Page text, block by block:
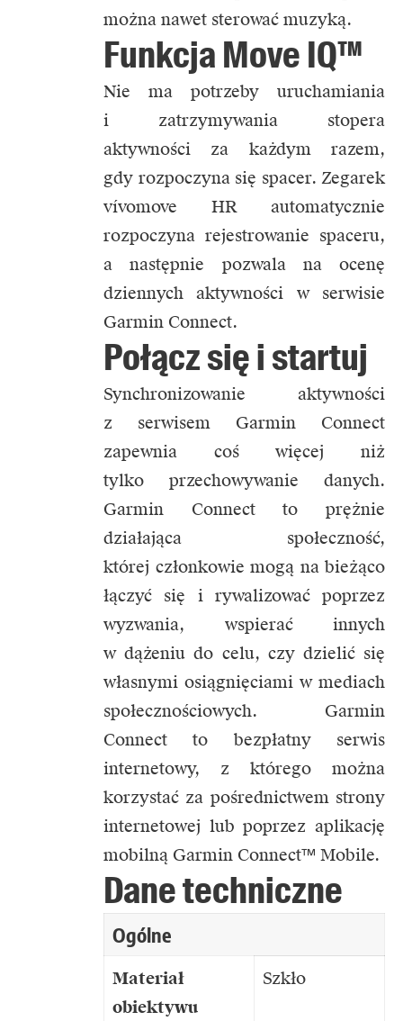
można nawet sterować muzyką.
Funkcja Move IQ™
Nie ma potrzeby uruchamiania
i zatrzymywania stopera
aktywności za każdym razem,
gdy rozpoczyna się spacer. Zegarek
vívomove HR automatycznie
rozpoczyna rejestrowanie spaceru,
a następnie pozwala na ocenę
dziennych aktywności w serwisie
Garmin Connect.
Połącz się i startuj
Synchronizowanie aktywności
z serwisem Garmin Connect
zapewnia coś więcej niż
tylko przechowywanie danych.
Garmin Connect to prężnie
działająca społeczność,
której członkowie mogą na bieżąco
łączyć się i rywalizować poprzez
wyzwania, wspierać innych
w dążeniu do celu, czy dzielić się
własnymi osiągnięciami w mediach
społecznościowych. Garmin
Connect to bezpłatny serwis
internetowy, z którego można
korzystać za pośrednictwem strony
internetowej lub poprzez aplikację
mobilną Garmin Connect™ Mobile.
Dane techniczne
Ogólne
Materiał
obiektywu
Szkło